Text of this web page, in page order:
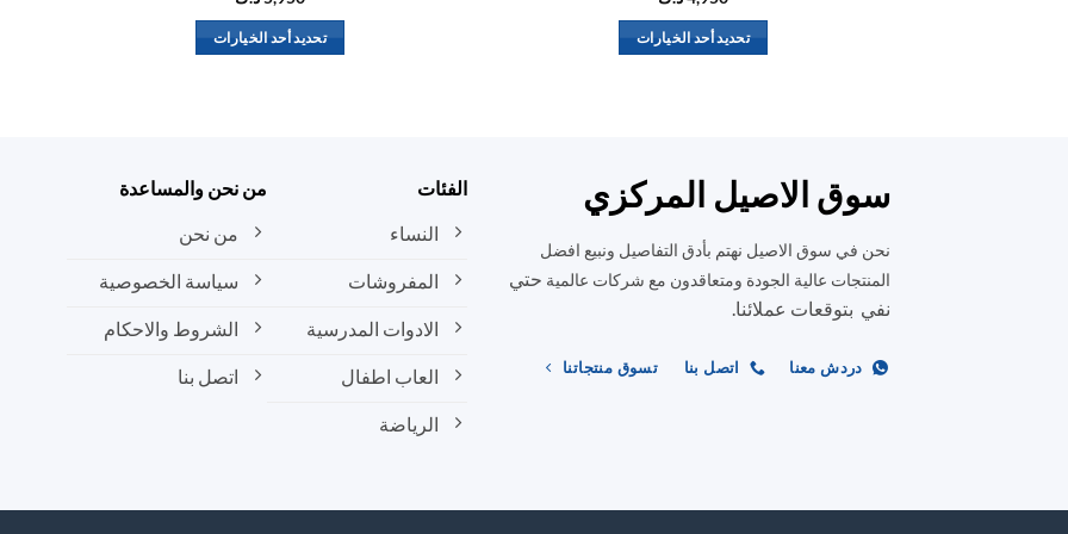
تحديد أحد الخيارات
المختلفة
لهذا
يمكن
اختيار
صفحة
تحديد أحد الخيارات
لهذا
المنتج.
اختيار
صفحة
سوق الاصيل المركزي
نحن في سوق الاصيل نهتم بأدق التفاصيل ونبيع افضل
المنتجات عالية الجودة ومتعاقدون مع شركات عالمية حتي
نفي بتوقعات عملائنا.
دردش معنا اتصل بنا تسوق منتجاتنا
الفئات
النساء
المفروشات
الادوات المدرسية
العاب اطفال
الرياضة
من نحن والمساعدة
من نحن
سياسة الخصوصية
الشروط والاحكام
اتصل بنا